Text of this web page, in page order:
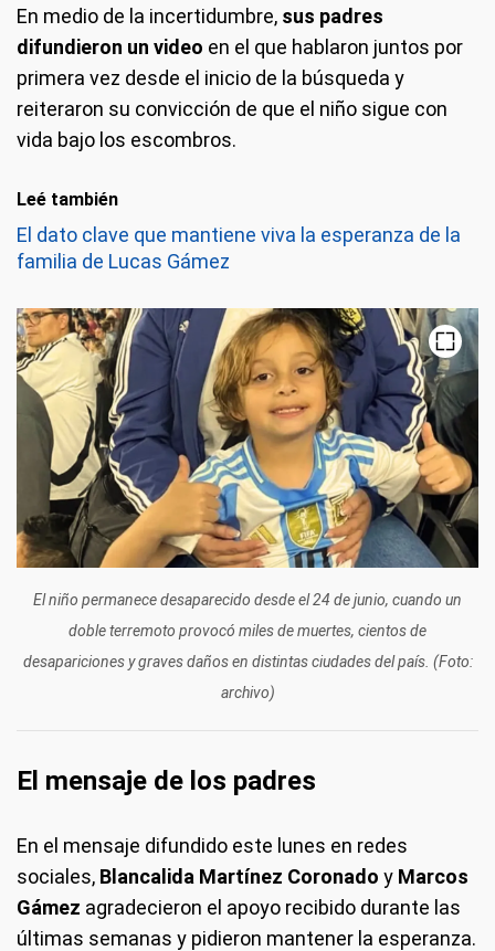
En medio de la incertidumbre, sus padres
difundieron un video en el que hablaron juntos por
primera vez desde el inicio de la búsqueda y
reiteraron su convicción de que el niño sigue con
vida bajo los escombros.
Leé también
El dato clave que mantiene viva la esperanza de la
familia de Lucas Gámez
El niño permanece desaparecido desde el 24 de junio, cuando un
doble terremoto provocó miles de muertes, cientos de
desapariciones y graves daños en distintas ciudades del país. (Foto:
archivo)
El mensaje de los padres
En el mensaje difundido este lunes en redes
sociales, Blancalida Martínez Coronado y Marcos
Gámez agradecieron el apoyo recibido durante las
últimas semanas y pidieron mantener la esperanza.